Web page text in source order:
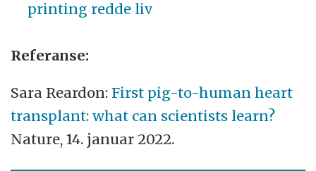
printing redde liv
Referanse:
Sara Reardon:First pig-to-human heart
transplant: what can scientists learn?
Nature, 14. januar 2022.